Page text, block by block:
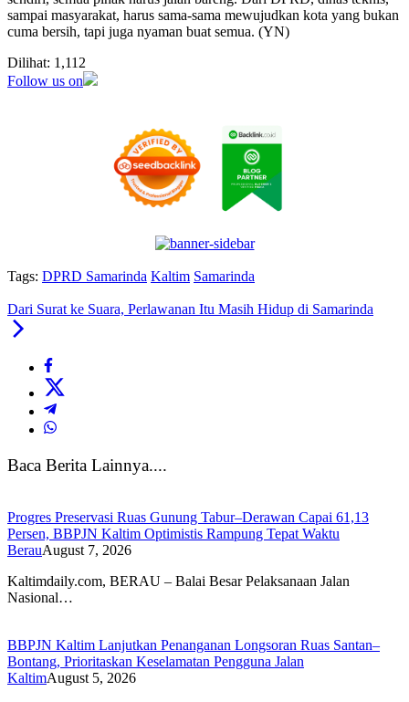
sampai masyarakat, harus sama-sama mewujudkan kota yang bukan
cuma bersih, tapi juga nyaman buat semua. (YN)
Dilihat: 1,112
Follow us on
Tags: DPRD Samarinda Kaltim Samarinda
⁠Dari Surat ke Suara, Perlawanan Itu Masih Hidup di Samarinda
Baca Berita Lainnya....
Progres Preservasi Ruas Gunung Tabur–Derawan Capai 61,13
Persen, BBPJN Kaltim Optimistis Rampung Tepat Waktu
BerauAugust 7, 2026
Kaltimdaily.com, BERAU – Balai Besar Pelaksanaan Jalan
Nasional…
BBPJN Kaltim Lanjutkan Penanganan Longsoran Ruas Santan–
Bontang, Prioritaskan Keselamatan Pengguna Jalan
KaltimAugust 5, 2026